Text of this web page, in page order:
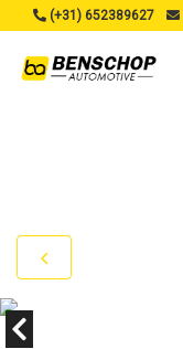
(+31) 652389627